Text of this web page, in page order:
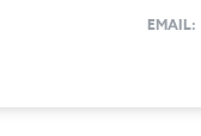
EMAIL: